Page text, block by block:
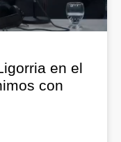
en el
con